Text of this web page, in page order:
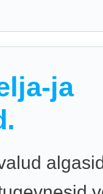
ja